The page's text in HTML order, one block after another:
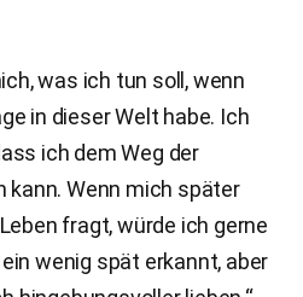
was ich tun soll, wenn
in dieser Welt habe. Ich
ich dem Weg der
Wenn mich später
fragt, würde ich gerne
wenig spät erkannt, aber